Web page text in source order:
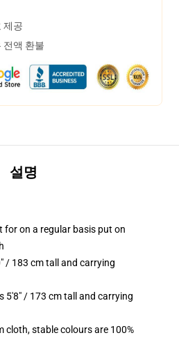
제공
전액 환불
설명
for on a regular basis put on
/ 183 cm tall and carrying
5'8" / 173 cm tall and carrying
cloth, stable colours are 100%